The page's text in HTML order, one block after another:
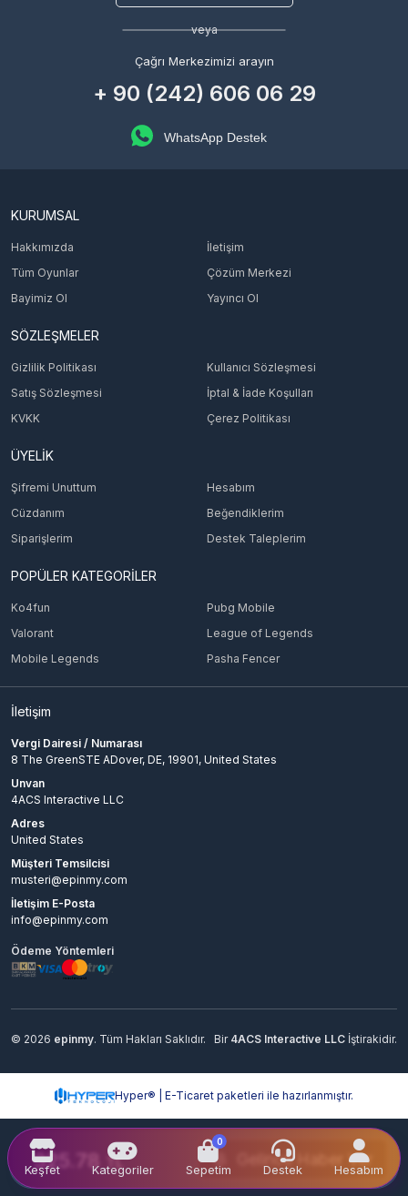
325.78 TL Gelince Haber Ver
Keşfet Kategoriler
0
Sepetim Destek Hesabım
veya
Çağrı Merkezimizi arayın
+ 90 (242) 606 06 29
WhatsApp Destek
KURUMSAL
Hakkımızda
İletişim
Tüm Oyunlar
Çözüm Merkezi
Bayimiz Ol
Yayıncı Ol
SÖZLEŞMELER
Gizlilik Politikası
Kullanıcı Sözleşmesi
Satış Sözleşmesi
İptal & İade Koşulları
KVKK
Çerez Politikası
ÜYELİK
Şifremi Unuttum
Hesabım
Cüzdanım
Beğendiklerim
Siparişlerim
Destek Taleplerim
POPÜLER KATEGORİLER
Ko4fun
Pubg Mobile
Valorant
League of Legends
Mobile Legends
Pasha Fencer
İletişim
Vergi Dairesi / Numarası
8 The GreenSTE ADover, DE, 19901, United States
Unvan
4ACS Interactive LLC
Adres
United States
Müşteri Temsilcisi
musteri@epinmy.com
İletişim E-Posta
info@epinmy.com
Ödeme Yöntemleri
© 2026 epinmy. Tüm Hakları Saklıdır. Bir 4ACS Interactive LLC İştirakidir.
Hyper® | E-Ticaret paketleri ile hazırlanmıştır.